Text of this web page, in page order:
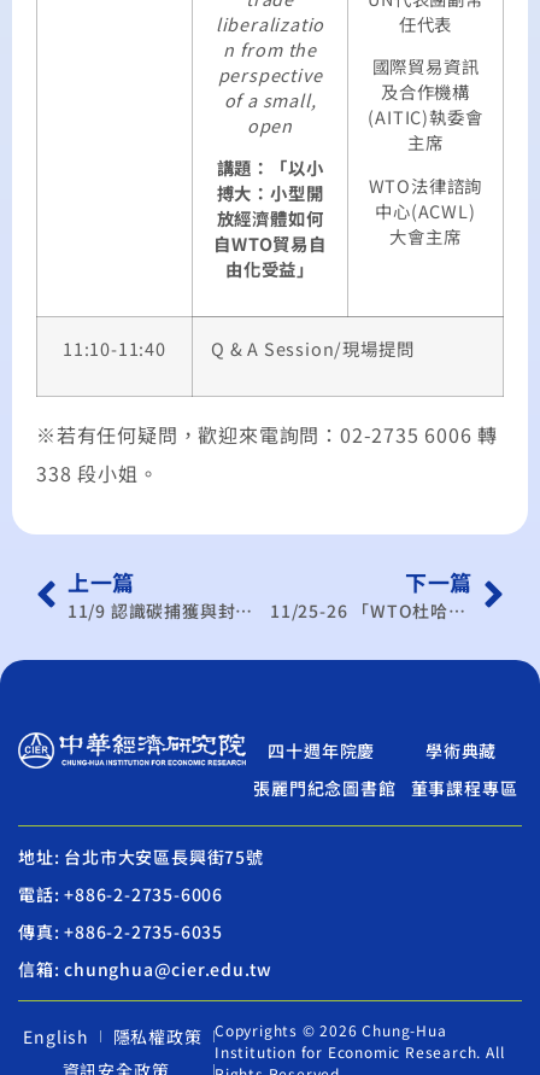
liberalizatio
n from the
perspective
of a small,
open
講題：「以小
搏大：小型開
放經濟體如何
自WTO貿易自
由化受益」
任代表
國際貿易資訊
及合作機構
(AITIC)執委會
主席
WTO法律諮詢
中心(ACWL)
大會主席
11:10-11:40 Q & A Session/現場提問
※若有任何疑問，歡迎來電詢問：02-2735 6006 轉
338 段小姐。
上一篇
11/9 認識碳捕獲與封存論壇
下一篇
11/25-26 「WTO杜哈回合之盤點與因應」國際研討會
四十週年院慶
學術典藏
張麗門紀念圖書館
董事課程專區
地址: 台北市大安區長興街75號
電話: +886-2-2735-6006
傳真: +886-2-2735-6035
信箱: chunghua@cier.edu.tw
English
隱私權政策
資訊安全政策
Copyrights © 2026 Chung-Hua
Institution for Economic Research. All